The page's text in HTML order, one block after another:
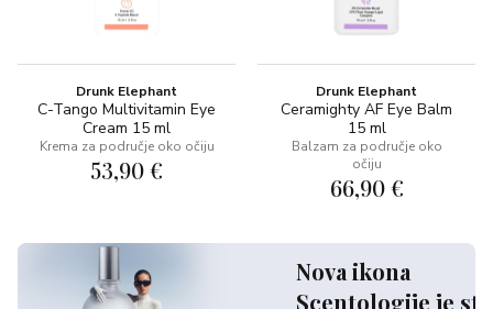
Drunk Elephant
C-Tango Multivitamin Eye
Cream 15 ml
Krema za područje oko očiju
53,90 €
Drunk Elephant
Ceramighty AF Eye Balm
15 ml
Balzam za područje oko
očiju
66,90 €
Nova ikona
Scentologije je